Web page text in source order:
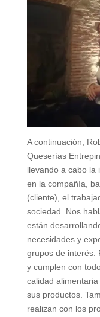
A continuación,
Queserías
llevando a cabo la
en la compañía,
(cliente), el
sociedad. Nos
están
necesidades y
grupos de interés.
y cumplen con
calidad
sus productos.
realizan con los